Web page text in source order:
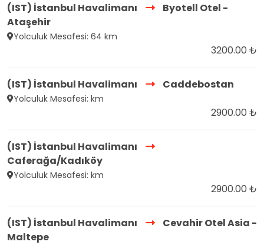
(IST) İstanbul Havalimanı
Byotell Otel -
Ataşehir
Yolculuk Mesafesi: 64 km
3200.00 ₺
(IST) İstanbul Havalimanı Caddebostan
Yolculuk Mesafesi: km
2900.00 ₺
(IST) İstanbul Havalimanı
Caferağa/Kadıköy
Yolculuk Mesafesi: km
2900.00 ₺
(IST) İstanbul Havalimanı
Cevahir Otel Asia -
Maltepe